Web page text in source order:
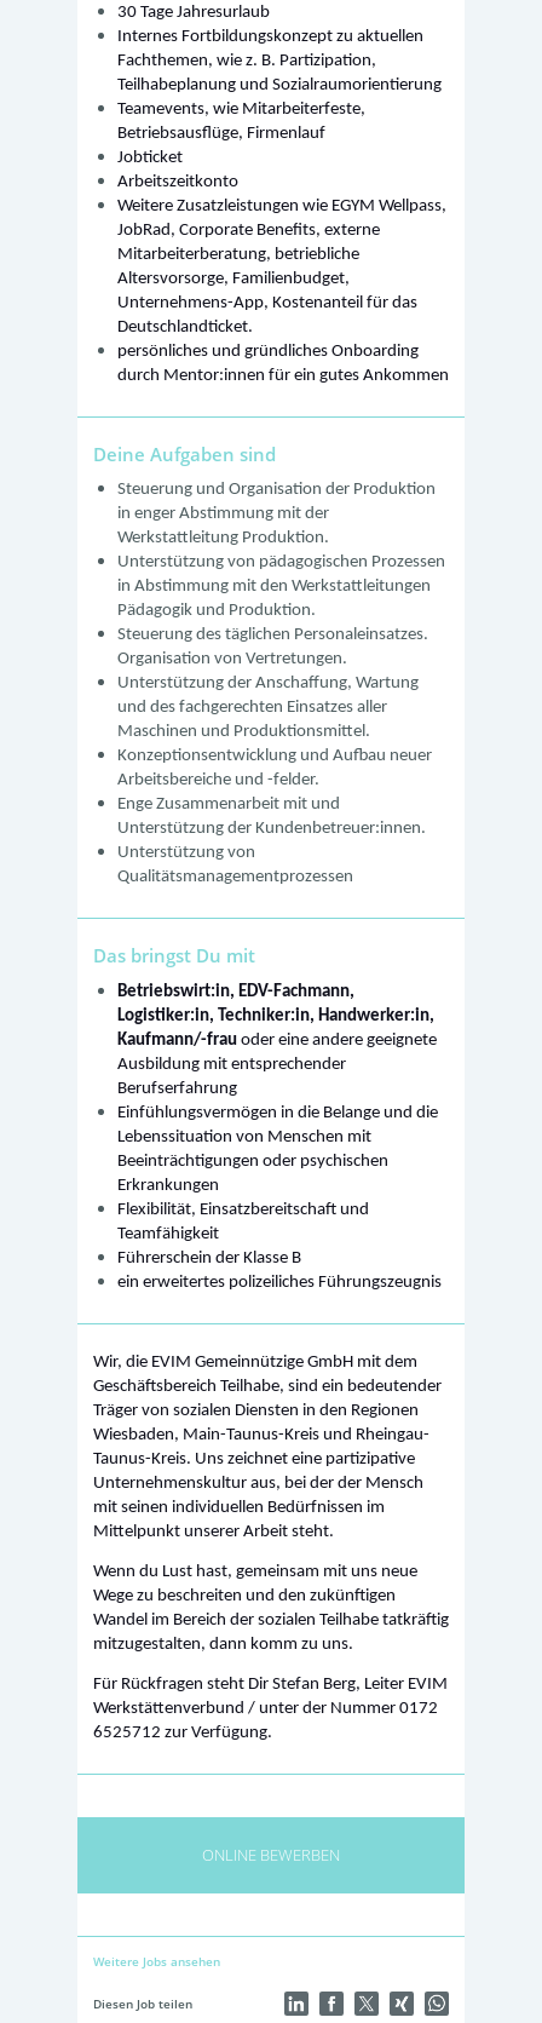
30 Tage Jahresurlaub
Internes Fortbildungskonzept zu aktuellen
Fachthemen, wie z. B. Partizipation,
Teilhabeplanung und Sozialraumorientierung
Teamevents, wie Mitarbeiterfeste,
Betriebsausflüge, Firmenlauf
Jobticket
Arbeitszeitkonto
Weitere Zusatzleistungen wie EGYM Wellpass,
JobRad, Corporate Benefits, externe
Mitarbeiterberatung, betriebliche
Altersvorsorge, Familienbudget,
Unternehmens-App, Kostenanteil für das
Deutschlandticket.
persönliches und gründliches Onboarding
durch Mentor:innen für ein gutes Ankommen
Deine Aufgaben sind
Steuerung und Organisation der Produktion
in enger Abstimmung mit der
Werkstattleitung Produktion.
Unterstützung von pädagogischen Prozessen
in Abstimmung mit den Werkstattleitungen
Pädagogik und Produktion.
Steuerung des täglichen Personaleinsatzes.
Organisation von Vertretungen.
Unterstützung der Anschaffung, Wartung
und des fachgerechten Einsatzes aller
Maschinen und Produktionsmittel.
Konzeptionsentwicklung und Aufbau neuer
Arbeitsbereiche und -felder.
Enge Zusammenarbeit mit und
Unterstützung der Kundenbetreuer:innen.
Unterstützung von
Qualitätsmanagementprozessen
Das bringst Du mit
Betriebswirt:in, EDV-Fachmann,
Logistiker:in, Techniker:in, Handwerker:in,
Kaufmann/-frau oder eine andere geeignete
Ausbildung mit entsprechender
Berufserfahrung
Einfühlungsvermögen in die Belange und die
Lebenssituation von Menschen mit
Beeinträchtigungen oder psychischen
Erkrankungen
Flexibilität, Einsatzbereitschaft und
Teamfähigkeit
Führerschein der Klasse B
ein erweitertes polizeiliches Führungszeugnis
Wir, die EVIM Gemeinnützige GmbH mit dem
Geschäftsbereich Teilhabe, sind ein bedeutender
Träger von sozialen Diensten in den Regionen
Wiesbaden, Main-Taunus-Kreis und Rheingau-
Taunus-Kreis. Uns zeichnet eine partizipative
Unternehmenskultur aus, bei der der Mensch
mit seinen individuellen Bedürfnissen im
Mittelpunkt unserer Arbeit steht.
Wenn du Lust hast, gemeinsam mit uns neue
Wege zu beschreiten und den zukünftigen
Wandel im Bereich der sozialen Teilhabe tatkräftig
mitzugestalten, dann komm zu uns.
Für Rückfragen steht Dir Stefan Berg, Leiter EVIM
Werkstättenverbund / unter der Nummer 0172
6525712 zur Verfügung.
ONLINE BEWERBEN
Weitere Jobs ansehen
Diesen Job teilen